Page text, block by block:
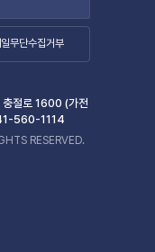
무단수집거부
절로 1600 (가전
560-1114
RESERVED.